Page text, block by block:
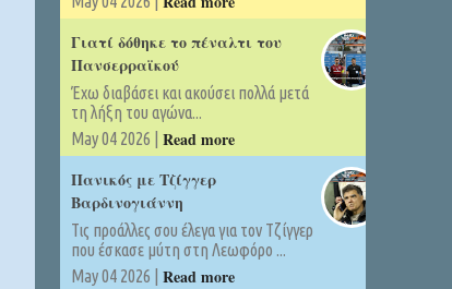
Γιατί δόθηκε το πέναλτι του
Πανσερραϊκού
Έχω διαβάσει και ακούσει πολλά μετά
τη λήξη του αγώνα...
May 04 2026 | Read more
Πανικός με Τζίγγερ
Βαρδινογιάννη
Τις προάλλες σου έλεγα για τον Τζίγγερ
που έσκασε μύτη στη Λεωφόρο ...
May 04 2026 | Read more